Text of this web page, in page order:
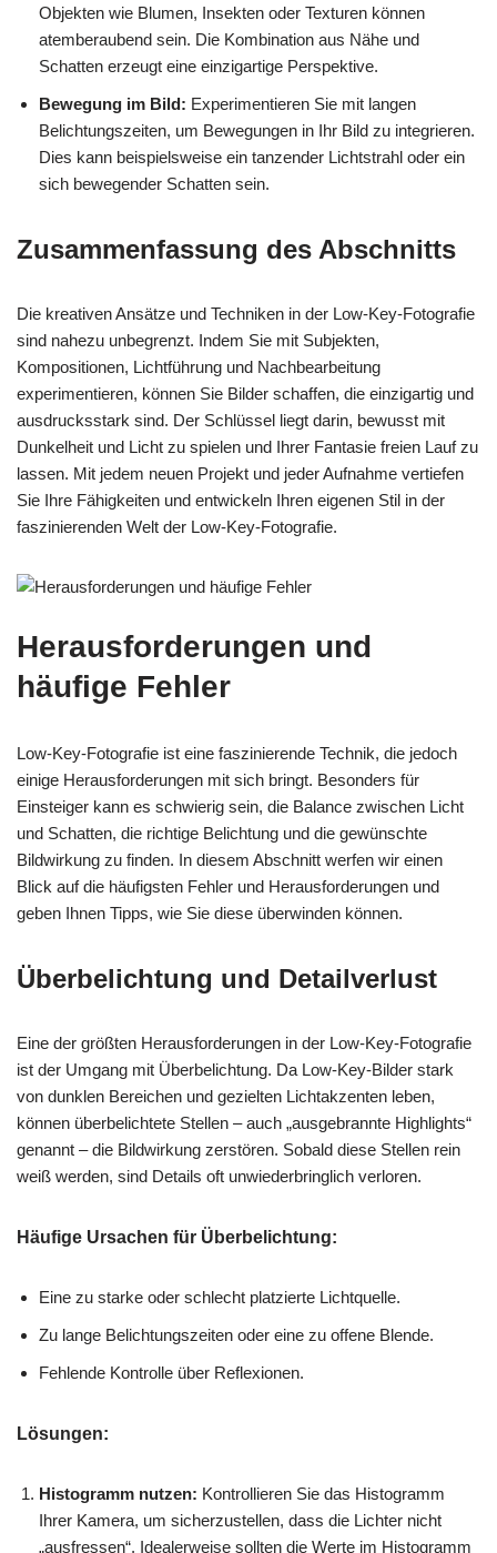
Objekten wie Blumen, Insekten oder Texturen können
atemberaubend sein. Die Kombination aus Nähe und
Schatten erzeugt eine einzigartige Perspektive.
Bewegung im Bild: Experimentieren Sie mit langen
Belichtungszeiten, um Bewegungen in Ihr Bild zu integrieren.
Dies kann beispielsweise ein tanzender Lichtstrahl oder ein
sich bewegender Schatten sein.
Zusammenfassung des Abschnitts
Die kreativen Ansätze und Techniken in der Low-Key-Fotografie
sind nahezu unbegrenzt. Indem Sie mit Subjekten,
Kompositionen, Lichtführung und Nachbearbeitung
experimentieren, können Sie Bilder schaffen, die einzigartig und
ausdrucksstark sind. Der Schlüssel liegt darin, bewusst mit
Dunkelheit und Licht zu spielen und Ihrer Fantasie freien Lauf zu
lassen. Mit jedem neuen Projekt und jeder Aufnahme vertiefen
Sie Ihre Fähigkeiten und entwickeln Ihren eigenen Stil in der
faszinierenden Welt der Low-Key-Fotografie.
Herausforderungen und
häufige Fehler
Low-Key-Fotografie ist eine faszinierende Technik, die jedoch
einige Herausforderungen mit sich bringt. Besonders für
Einsteiger kann es schwierig sein, die Balance zwischen Licht
und Schatten, die richtige Belichtung und die gewünschte
Bildwirkung zu finden. In diesem Abschnitt werfen wir einen
Blick auf die häufigsten Fehler und Herausforderungen und
geben Ihnen Tipps, wie Sie diese überwinden können.
Überbelichtung und Detailverlust
Eine der größten Herausforderungen in der Low-Key-Fotografie
ist der Umgang mit Überbelichtung. Da Low-Key-Bilder stark
von dunklen Bereichen und gezielten Lichtakzenten leben,
können überbelichtete Stellen – auch „ausgebrannte Highlights“
genannt – die Bildwirkung zerstören. Sobald diese Stellen rein
weiß werden, sind Details oft unwiederbringlich verloren.
Häufige Ursachen für Überbelichtung:
Eine zu starke oder schlecht platzierte Lichtquelle.
Zu lange Belichtungszeiten oder eine zu offene Blende.
Fehlende Kontrolle über Reflexionen.
Lösungen:
Histogramm nutzen: Kontrollieren Sie das Histogramm
Ihrer Kamera, um sicherzustellen, dass die Lichter nicht
„ausfressen“. Idealerweise sollten die Werte im Histogramm